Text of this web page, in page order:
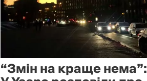
“Змін на краще нема”: